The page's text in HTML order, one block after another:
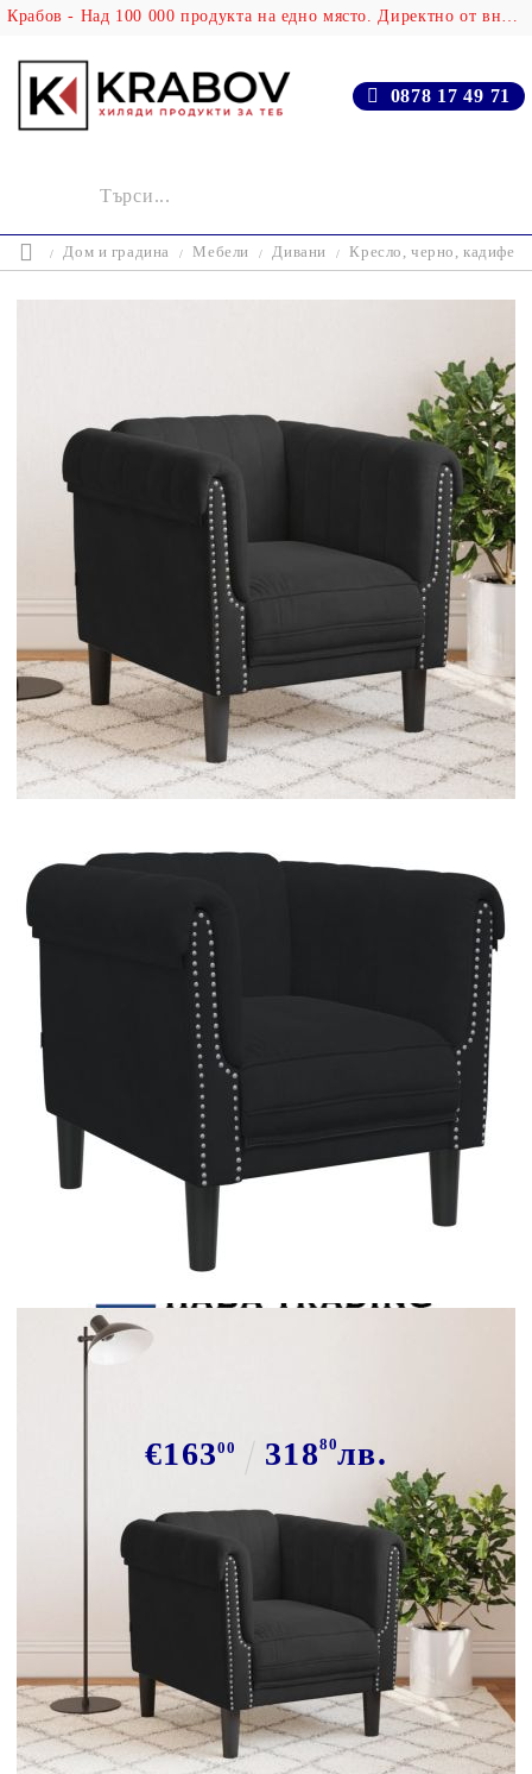
Крабов - Над 100 000 продукта на едно място. Директно от вносителя!
0878 17 49 71
Дом и градина Мебели Дивани Кресло, черно, кадифе
Сподели
€16300 31880лв.
В наличност: 25 бр.
Време за доставка: 5 до 9 дни
Безплатна доставка до адрес при плащане по банков път
Цвят:
Черен